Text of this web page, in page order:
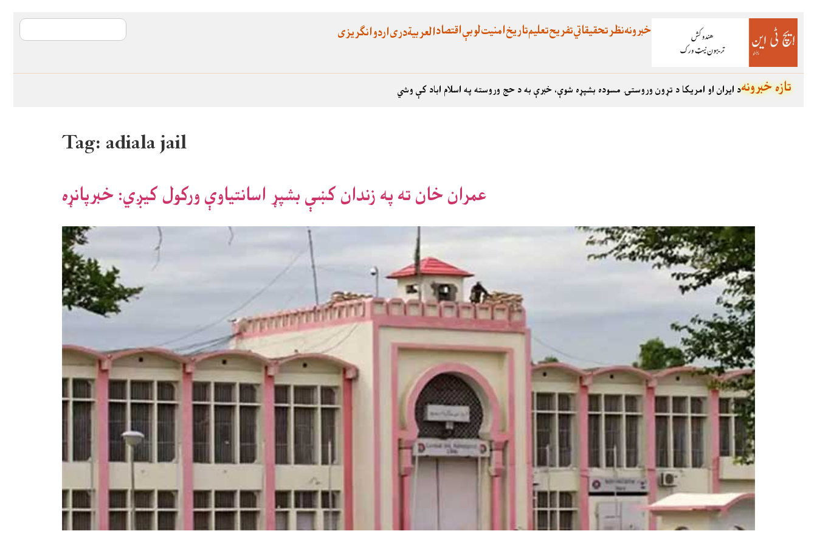
اقتصادلوبېامنیتتاریختعلیمتفریحتحقیقاتينظرخبرونه انگریزیاردودریالعربية
د ایران او امریکا د تړون وروستۍ مسوده بشپړه شوې، خبرې به د حج وروسته په اسلام اباد کې وشيتازه خبرونه
Tag:adiala jail
عمران خان ته په زندان کښې بشپړ اسانتیاوې ورکول کیږي: خبرپانړه